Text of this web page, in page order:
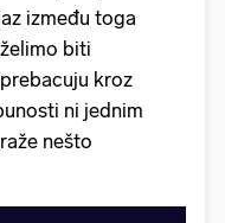
između toga
biti
kroz
ni jednim
nešto